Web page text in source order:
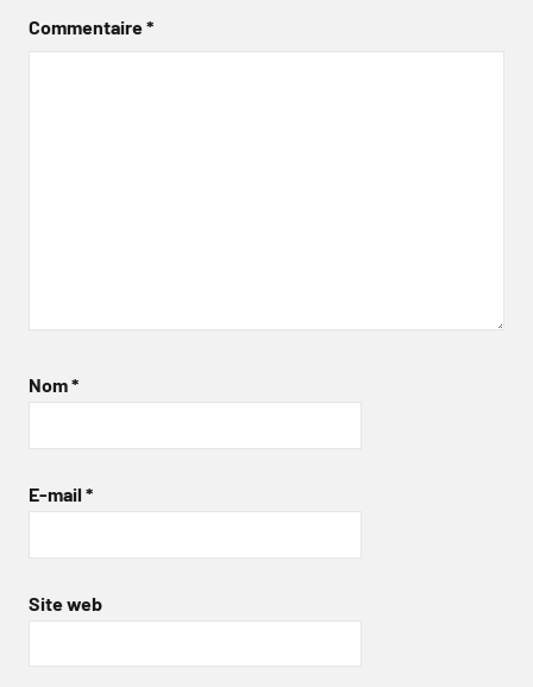
Commentaire*
Nom*
E-mail *
Site web